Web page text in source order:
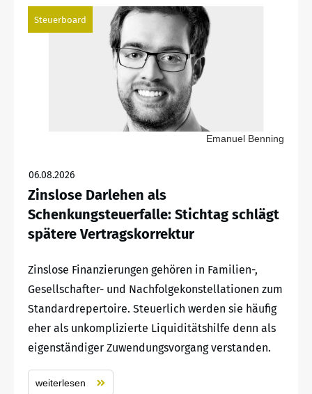
Steuerboard
Emanuel Benning
06.08.2026
Zinslose Darlehen als
Schenkungsteuerfalle: Stichtag schlägt
spätere Vertragskorrektur
Zinslose Finanzierungen gehören in Familien-,
Gesellschafter- und Nachfolgekonstellationen zum
Standardrepertoire. Steuerlich werden sie häufig
eher als unkomplizierte Liquiditätshilfe denn als
eigenständiger Zuwendungsvorgang verstanden.
weiterlesen